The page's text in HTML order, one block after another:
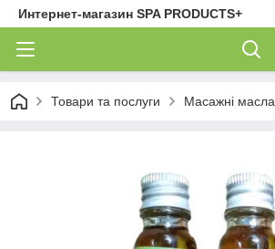
Интернет-магазин SPA PRODUCTS+
Товари та послуги Масажні масла